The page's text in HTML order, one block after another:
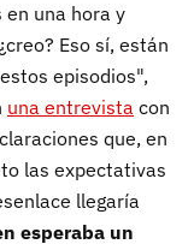
en una hora y
Eso sí, están
episodios",
una entrevista con
que, en
las expectativas
llegaría
esperaba un